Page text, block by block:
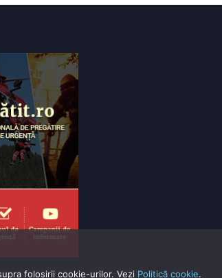
folosirii cookie-urilor. Vezi Politică cookie.